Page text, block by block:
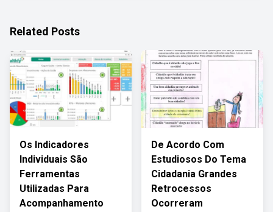
Related Posts
Os Indicadores
Individuais São
Ferramentas
Utilizadas Para
Acompanhamento
De Acordo Com
Estudiosos Do Tema
Cidadania Grandes
Retrocessos
Ocorreram